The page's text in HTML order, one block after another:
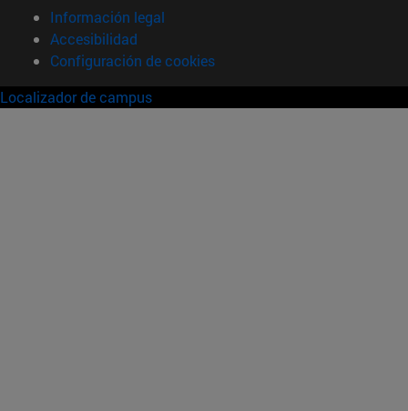
Información legal
Accesibilidad
Configuración de cookies
Localizador de campus